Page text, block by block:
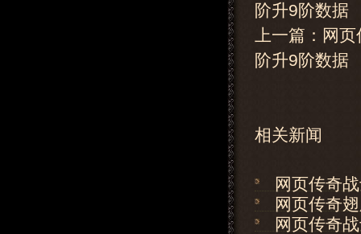
阶升9阶数据
上一篇： 网
阶升9阶数据
相关新闻
网页传奇
网页传奇
网页传奇